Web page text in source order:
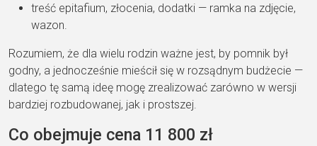
treść epitafium, złocenia, dodatki — ramka na zdjęcie,
wazon.
Rozumiem, że dla wielu rodzin ważne jest, by pomnik był
godny, a jednocześnie mieścił się w rozsądnym budżecie —
dlatego tę samą ideę mogę zrealizować zarówno w wersji
bardziej rozbudowanej, jak i prostszej.
Co obejmuje cena 11 800 zł